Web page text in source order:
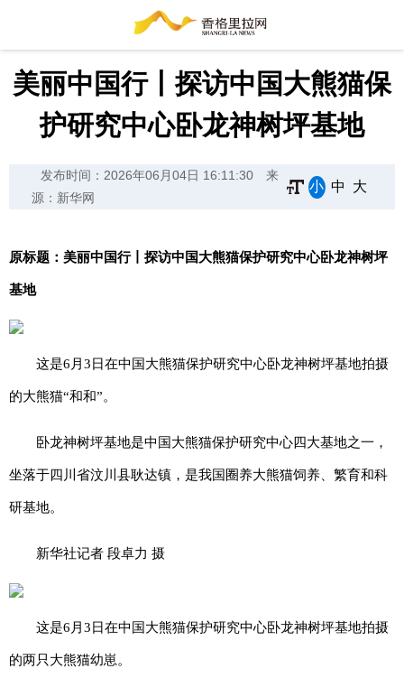
美丽中国行丨探访中国大熊猫保
护研究中心卧龙神树坪基地
发布时间：2026年06月04日 16:11:30
来
源：新华网
小 中 大
原标题：美丽中国行丨探访中国大熊猫保护研究中心卧龙神树坪
基地
这是6月3日在中国大熊猫保护研究中心卧龙神树坪基地拍摄
的大熊猫“和和”。
卧龙神树坪基地是中国大熊猫保护研究中心四大基地之一，
坐落于四川省汶川县耿达镇，是我国圈养大熊猫饲养、繁育和科
研基地。
新华社记者 段卓力 摄
这是6月3日在中国大熊猫保护研究中心卧龙神树坪基地拍摄
的两只大熊猫幼崽。